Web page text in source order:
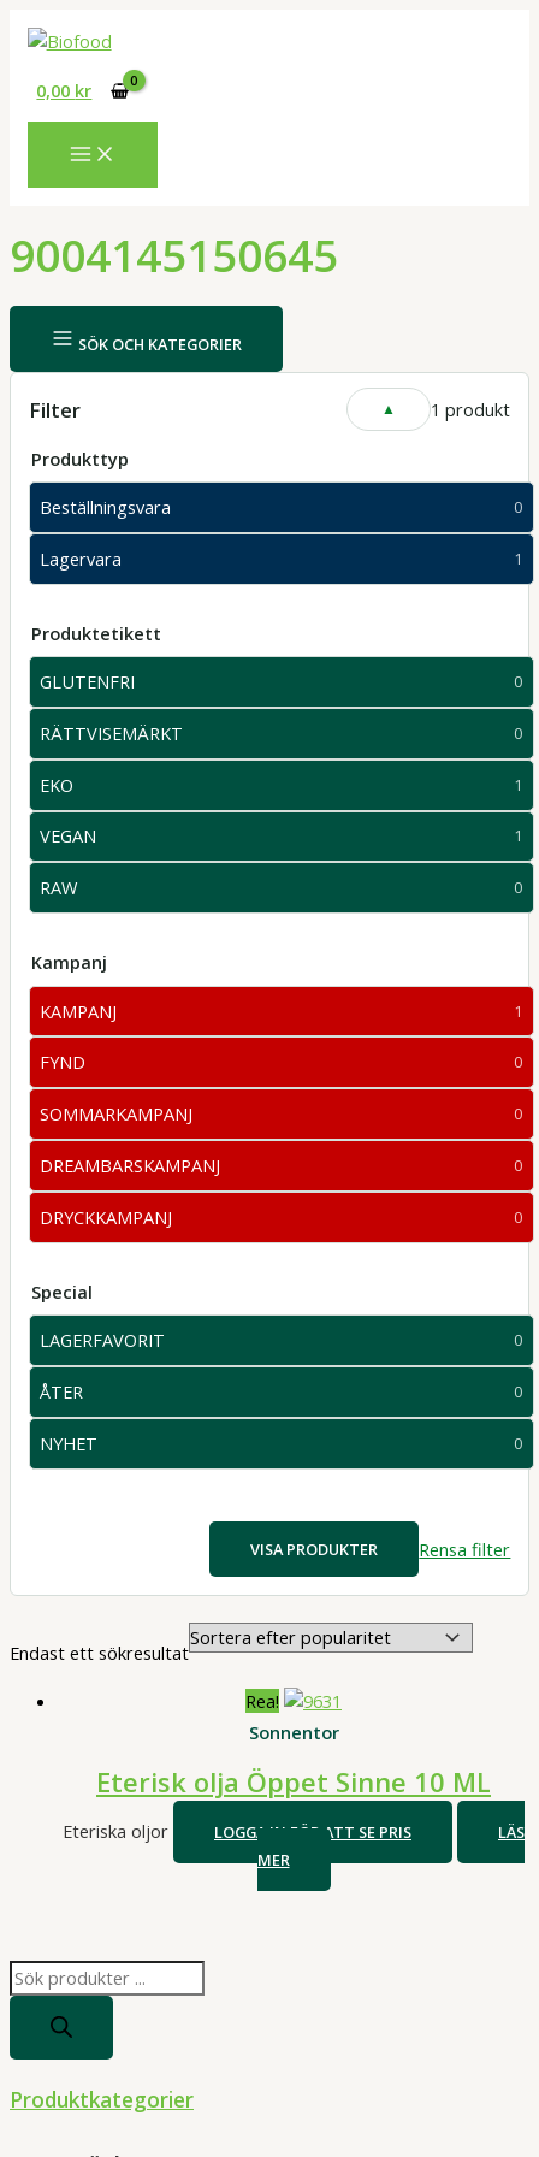
Hoppa
0,00 kr
P
u
c
Produktkategorier
9004145150645
SÖK OCH KATEGORIER
Filter VISA
ELLER
1 produkt
Produkttyp
Beställningsvara 0
0
Lagervara 1
1
Produktetikett
GLUTENFRI 0
0
produkter
RÄTTVISEMÄRKT 0
0
EKO 1
1
VEGAN 1
1
RAW 0
0
Kampanj
KAMPANJ 1
1
FYND 0
0
SOMMARKAMPANJ 0
0
DREAMBARSKAMPANJ 0
0
DRYCKKAMPANJ 0
0
Special
LAGERFAVORIT 0
0
produkter
ÅTER 0
0
NYHET 0
0
VISA PRODUKTER Rensa filter
Endast ett sökresultat
Rea!
Sonnentor
Eterisk olja Öppet Sinne 10 ML
Eteriska oljor LOGGA IN FÖR ATT SE PRIS
LÄS
MER